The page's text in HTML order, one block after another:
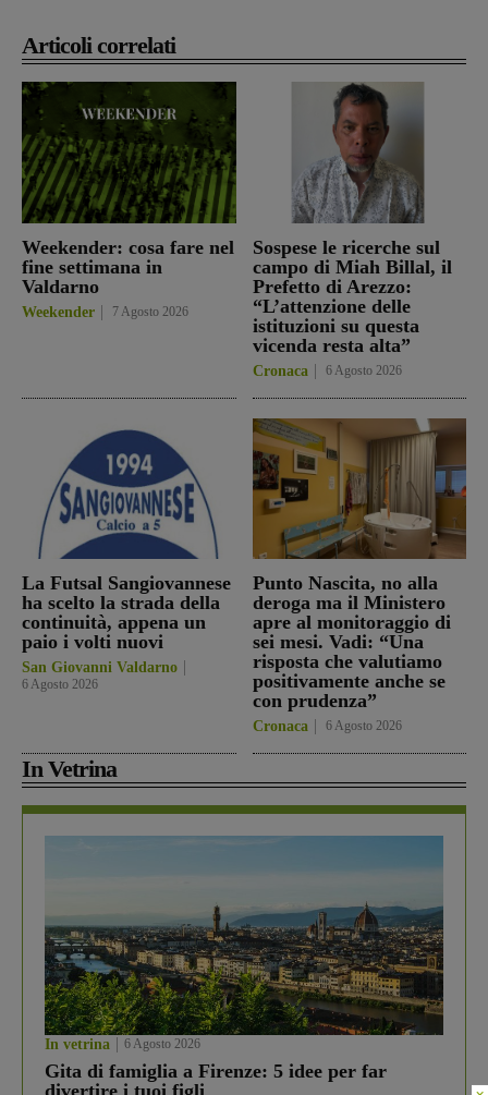
Articoli correlati
Weekender: cosa fare nel
fine settimana in
Valdarno
Weekender 7 Agosto 2026
Sospese le ricerche sul
campo di Miah Billal, il
Prefetto di Arezzo:
“L’attenzione delle
istituzioni su questa
vicenda resta alta”
Cronaca 6 Agosto 2026
La Futsal Sangiovannese
ha scelto la strada della
continuità, appena un
paio i volti nuovi
San Giovanni Valdarno
6 Agosto 2026
Punto Nascita, no alla
deroga ma il Ministero
apre al monitoraggio di
sei mesi. Vadi: “Una
risposta che valutiamo
positivamente anche se
con prudenza”
Cronaca 6 Agosto 2026
In Vetrina
In vetrina 6 Agosto 2026
Gita di famiglia a Firenze: 5 idee per far